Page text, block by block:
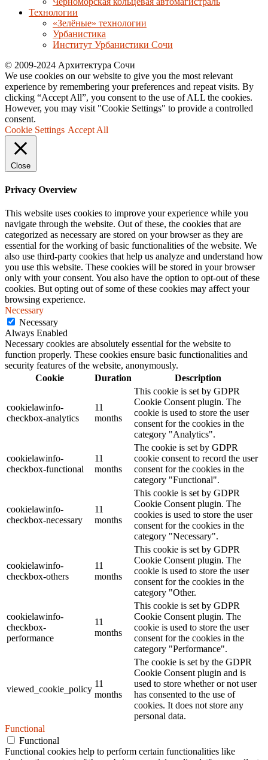
Технологии
«Зелёные» технологии
Урбанистика
Институт Урбанистики Сочи
© 2009-2024 Архитектура Сочи
We use cookies on our website to give you the most relevant
experience by remembering your preferences and repeat visits. By
clicking “Accept All”, you consent to the use of ALL the cookies.
However, you may visit "Cookie Settings" to provide a controlled
consent.
Cookie Settings Accept All
Close
Privacy Overview
This website uses cookies to improve your experience while you
navigate through the website. Out of these, the cookies that are
categorized as necessary are stored on your browser as they are
essential for the working of basic functionalities of the website. We
also use third-party cookies that help us analyze and understand how
you use this website. These cookies will be stored in your browser
only with your consent. You also have the option to opt-out of these
cookies. But opting out of some of these cookies may affect your
browsing experience.
Necessary
Necessary
Always Enabled
Necessary cookies are absolutely essential for the website to
function properly. These cookies ensure basic functionalities and
security features of the website, anonymously.
Cookie
Duration Description
cookielawinfo-
checkbox-analytics
11
months
This cookie is set by GDPR
Cookie Consent plugin. The
cookie is used to store the user
consent for the cookies in the
category "Analytics".
cookielawinfo-
checkbox-functional
11
months
The cookie is set by GDPR
cookie consent to record the user
consent for the cookies in the
category "Functional".
cookielawinfo-
checkbox-necessary
11
months
This cookie is set by GDPR
Cookie Consent plugin. The
cookies is used to store the user
consent for the cookies in the
category "Necessary".
cookielawinfo-
checkbox-others
11
months
This cookie is set by GDPR
Cookie Consent plugin. The
cookie is used to store the user
consent for the cookies in the
category "Other.
cookielawinfo-
checkbox-
performance
11
months
This cookie is set by GDPR
Cookie Consent plugin. The
cookie is used to store the user
consent for the cookies in the
category "Performance".
viewed_cookie_policy
11
months
The cookie is set by the GDPR
Cookie Consent plugin and is
used to store whether or not user
has consented to the use of
cookies. It does not store any
personal data.
Functional
Functional
Functional cookies help to perform certain functionalities like